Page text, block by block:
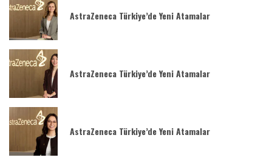
AstraZeneca Türkiye’de Yeni Atamalar
AstraZeneca Türkiye’de Yeni Atamalar
AstraZeneca Türkiye’de Yeni Atamalar